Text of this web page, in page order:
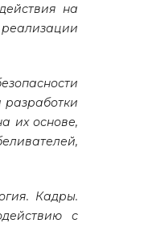
на
разработки
их основе,
Кадры.
с